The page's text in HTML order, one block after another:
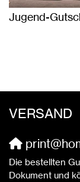
Jugend-
VERSAND
Die bestellten
Dokument und